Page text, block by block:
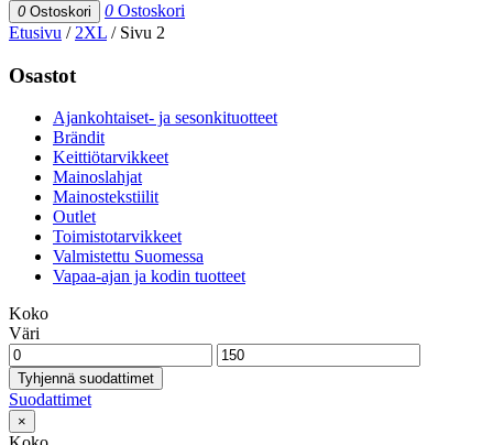
0 Ostoskori 0 Ostoskori
Etusivu / 2XL / Sivu 2
Osastot
Ajankohtaiset- ja sesonkituotteet
Brändit
Keittiötarvikkeet
Mainoslahjat
Mainostekstiilit
Outlet
Toimistotarvikkeet
Valmistettu Suomessa
Vapaa-ajan ja kodin tuotteet
Koko
Väri
Tyhjennä suodattimet
Suodattimet
×